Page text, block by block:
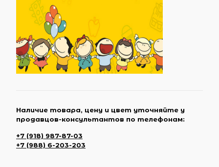
Наличие товара, цену и цвет уточняйте у
продавцов-консультантов по телефонам:
+7 (918) 987-87-03
+7 (988) 6-203-203